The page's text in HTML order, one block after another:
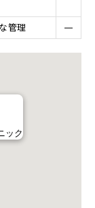
管理
ック